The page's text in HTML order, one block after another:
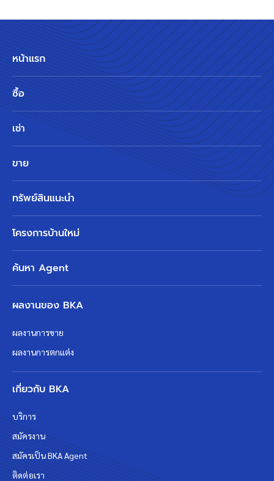
หน้าแรก
ซื้อ
เช่า
ขาย
ทรัพย์สินแนะนำ
โครงการบ้านใหม่
ค้นหา Agent
ผลงานของ BKA
ผลงานการขาย
ผลงานการตกแต่ง
เกี่ยวกับ BKA
บริการ
สมัครงาน
สมัครเป็น BKA Agent
ติดต่อเรา